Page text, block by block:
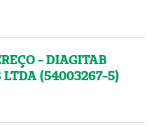
- DIAGITAB
LTDA (54003267-5)